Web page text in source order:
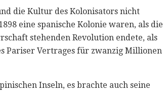
die Kultur des Kolonisators nicht
eine spanische Kolonie waren, als die
stehenden Revolution endete, als
Pariser Vertrages für zwanzig Millionen
Inseln, es brachte auch seine